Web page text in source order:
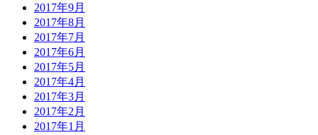
2017年9月
2017年8月
2017年7月
2017年6月
2017年5月
2017年4月
2017年3月
2017年2月
2017年1月